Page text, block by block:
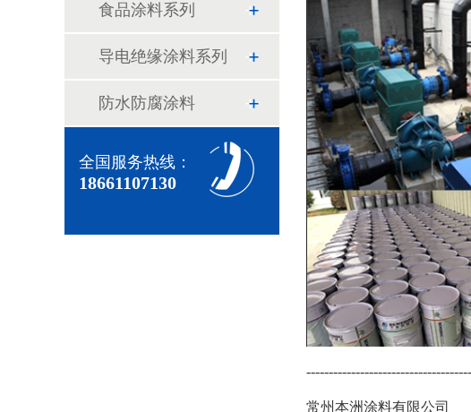
食品涂料系列
导电绝缘涂料系列
防水防腐涂料
全国服务热线：
18661107130
常州本洲涂料有限公司